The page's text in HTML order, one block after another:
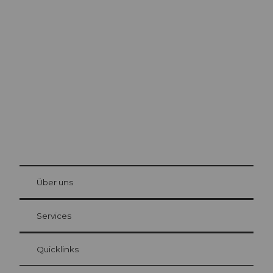
Gästekarte Luzern
Ihre Vorteile als Übernachtungsgast
at Bre
Über uns
Services
Quicklinks